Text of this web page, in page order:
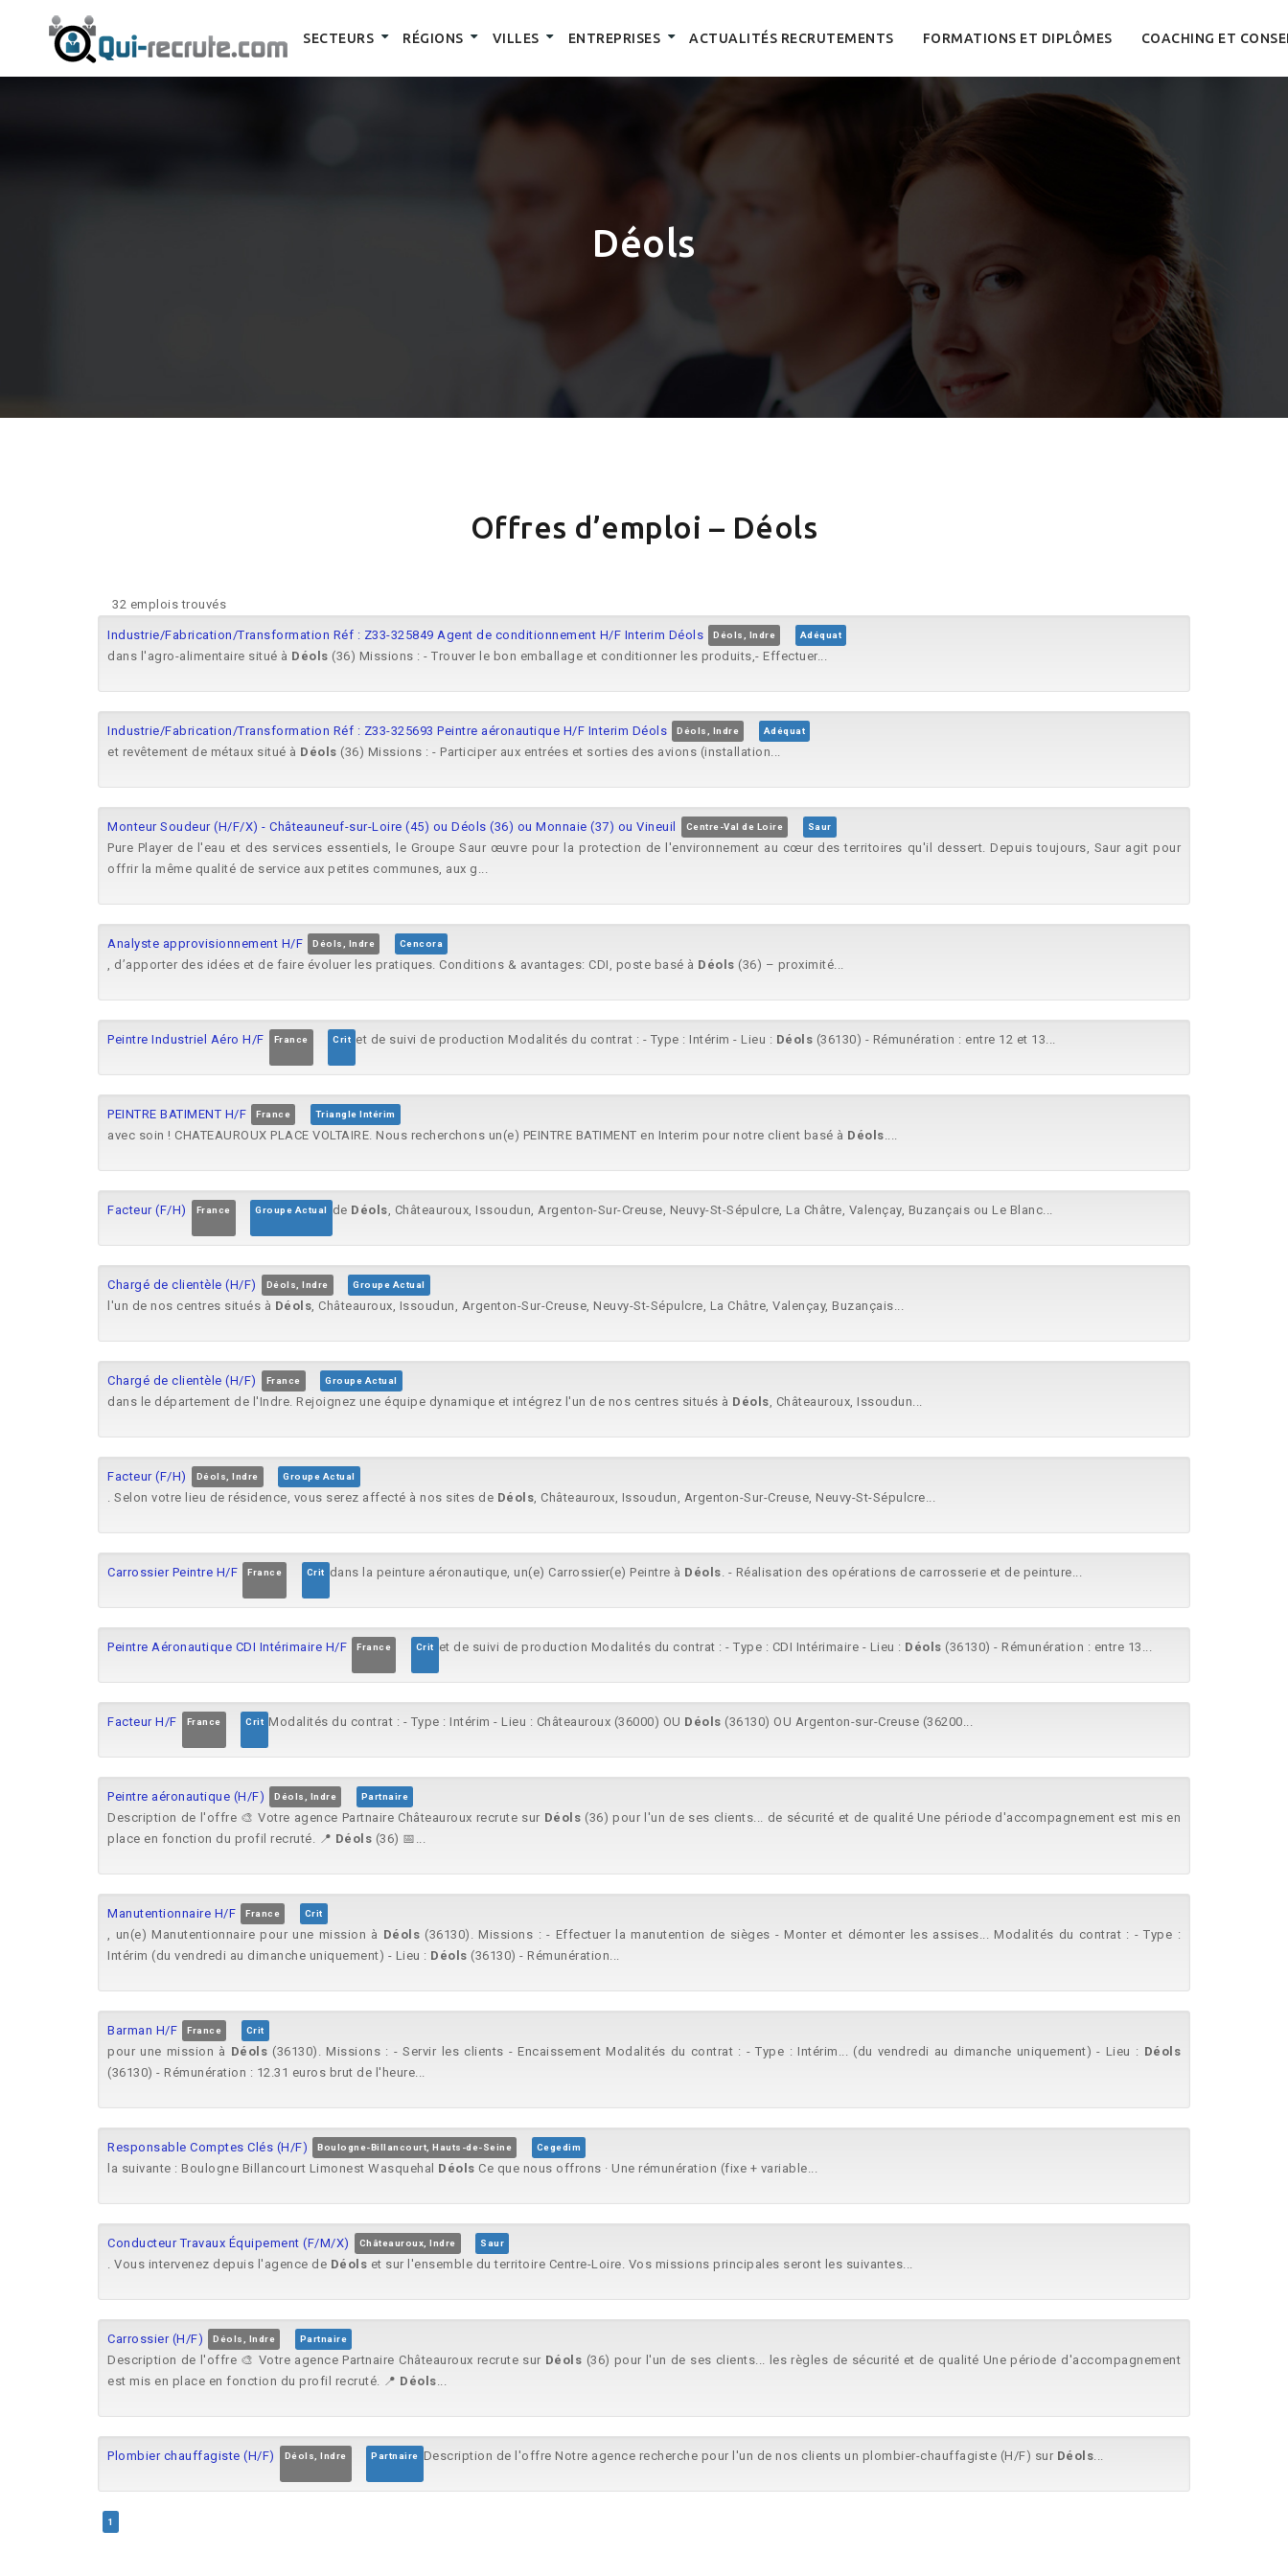
SECTEURS RÉGIONS VILLES ENTREPRISES ACTUALITÉS RECRUTEMENTS FORMATIONS ET DIPLÔMES COACHING ET
Déols
Offres d’emploi – Déols
32 emplois trouvés
Industrie/Fabrication/Transformation Réf : Z33-325849 Agent de conditionnement H/F Interim Déols Déols, Indre Adéquat
dans l'agro-alimentaire situé à Déols (36) Missions : - Trouver le bon emballage et conditionner les produits,- Effectuer...
Industrie/Fabrication/Transformation Réf : Z33-325693 Peintre aéronautique H/F Interim Déols Déols, Indre Adéquat
et revêtement de métaux situé à Déols (36) Missions : - Participer aux entrées et sorties des avions (installation...
Monteur Soudeur (H/F/X) - Châteauneuf-sur-Loire (45) ou Déols (36) ou Monnaie (37) ou Vineuil Centre-Val de Loire Saur
Pure Player de l'eau et des services essentiels, le Groupe Saur œuvre pour la protection de l'environnement au cœur des territoires qu'il dessert. Depuis toujours, Saur agit pour
offrir la même qualité de service aux petites communes, aux g...
Analyste approvisionnement H/F Déols, Indre Cencora
, d’apporter des idées et de faire évoluer les pratiques. Conditions & avantages: CDI, poste basé à Déols (36) – proximité...
Peintre Industriel Aéro H/F France Crit et de suivi de production Modalités du contrat : - Type : Intérim - Lieu : Déols (36130) - Rémunération : entre 12 et 13...
PEINTRE BATIMENT H/F France Triangle Intérim
avec soin ! CHATEAUROUX PLACE VOLTAIRE. Nous recherchons un(e) PEINTRE BATIMENT en Interim pour notre client basé à Déols....
Facteur (F/H) France Groupe Actual de Déols, Châteauroux, Issoudun, Argenton-Sur-Creuse, Neuvy-St-Sépulcre, La Châtre, Valençay, Buzançais ou Le Blanc...
Chargé de clientèle (H/F) Déols, Indre Groupe Actual
l'un de nos centres situés à Déols, Châteauroux, Issoudun, Argenton-Sur-Creuse, Neuvy-St-Sépulcre, La Châtre, Valençay, Buzançais...
Chargé de clientèle (H/F) France Groupe Actual
dans le département de l'Indre. Rejoignez une équipe dynamique et intégrez l'un de nos centres situés à Déols, Châteauroux, Issoudun...
Facteur (F/H) Déols, Indre Groupe Actual
. Selon votre lieu de résidence, vous serez affecté à nos sites de Déols, Châteauroux, Issoudun, Argenton-Sur-Creuse, Neuvy-St-Sépulcre...
Carrossier Peintre H/F France Crit dans la peinture aéronautique, un(e) Carrossier(e) Peintre à Déols. - Réalisation des opérations de carrosserie et de peinture...
Peintre Aéronautique CDI Intérimaire H/F France Crit et de suivi de production Modalités du contrat : - Type : CDI Intérimaire - Lieu : Déols (36130) - Rémunération : entre 13...
Facteur H/F France Crit Modalités du contrat : - Type : Intérim - Lieu : Châteauroux (36000) OU Déols (36130) OU Argenton-sur-Creuse (36200...
Peintre aéronautique (H/F) Déols, Indre Partnaire
Description de l'offre 🎨 Votre agence Partnaire Châteauroux recrute sur Déols (36) pour l'un de ses clients... de sécurité et de qualité Une période d'accompagnement est mis en
place en fonction du profil recruté. 📍 Déols (36) 📅...
Manutentionnaire H/F France Crit
, un(e) Manutentionnaire pour une mission à Déols (36130). Missions : - Effectuer la manutention de sièges - Monter et démonter les assises... Modalités du contrat : - Type :
Intérim (du vendredi au dimanche uniquement) - Lieu : Déols (36130) - Rémunération...
Barman H/F France Crit
pour une mission à Déols (36130). Missions : - Servir les clients - Encaissement Modalités du contrat : - Type : Intérim... (du vendredi au dimanche uniquement) - Lieu : Déols
(36130) - Rémunération : 12.31 euros brut de l'heure...
Responsable Comptes Clés (H/F) Boulogne-Billancourt, Hauts-de-Seine Cegedim
la suivante : Boulogne Billancourt Limonest Wasquehal Déols Ce que nous offrons · Une rémunération (fixe + variable...
Conducteur Travaux Équipement (F/M/X) Châteauroux, Indre Saur
. Vous intervenez depuis l'agence de Déols et sur l'ensemble du territoire Centre-Loire. Vos missions principales seront les suivantes...
Carrossier (H/F) Déols, Indre Partnaire
Description de l'offre 🎨 Votre agence Partnaire Châteauroux recrute sur Déols (36) pour l'un de ses clients... les règles de sécurité et de qualité Une période d'accompagnement
est mis en place en fonction du profil recruté. 📍 Déols...
Plombier chauffagiste (H/F) Déols, Indre Partnaire Description de l'offre Notre agence recherche pour l'un de nos clients un plombier-chauffagiste (H/F) sur Déols...
1